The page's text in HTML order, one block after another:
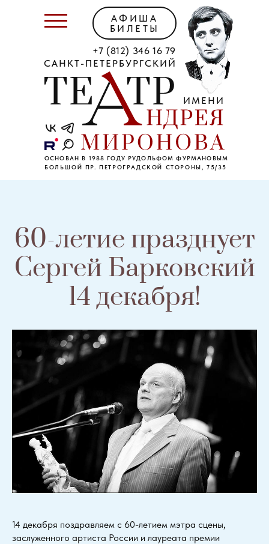
САНКТ-ПЕТЕРБУРГСКИЙ
ИМЕНИ
ОСНОВАН В 1988 ГОДУ РУДОЛЬФОМ ФУРМАНОВЫМ
+7 (812) 346 16 79
БОЛЬШОЙ ПР. ПЕТРОГРАДСКОЙ СТОРОНЫ, 75/35
АФИША
БИЛЕТЫ
60-летие празднует
Сергей Барковский
14 декабря!
14 декабря поздравляем с 60-летием мэтра сцены,
заслуженного артиста России и лауреата премии